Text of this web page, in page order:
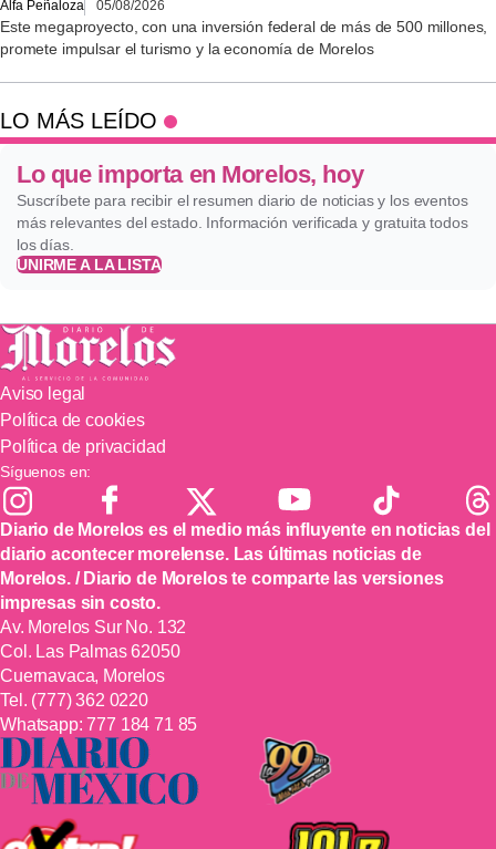
Alfa Peñaloza 05/08/2026
Este megaproyecto, con una inversión federal de más de 500 millones,
promete impulsar el turismo y la economía de Morelos
LO MÁS LEÍDO
Lo que importa en Morelos, hoy
Suscríbete para recibir el resumen diario de noticias y los eventos
más relevantes del estado. Información verificada y gratuita todos
los días.
UNIRME A LA LISTA
Aviso legal
Política de cookies
Política de privacidad
Síguenos en:
Diario de Morelos es el medio más influyente en noticias del
diario acontecer morelense. Las últimas noticias de
Morelos. / Diario de Morelos te comparte las versiones
impresas sin costo.
Av. Morelos Sur No. 132
Col. Las Palmas 62050
Cuernavaca, Morelos
Tel. (777) 362 0220
Whatsapp:777 184 71 85